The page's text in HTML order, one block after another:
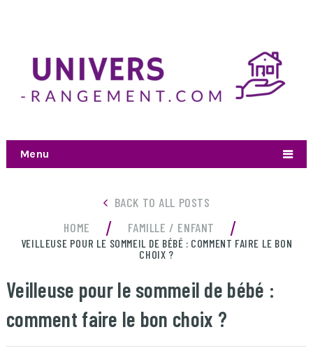
Menu
BACK TO ALL POSTS
HOME
/ FAMILLE / ENFANT /
VEILLEUSE POUR LE SOMMEIL DE BÉBÉ : COMMENT FAIRE LE BON
CHOIX ?
Veilleuse pour le sommeil de bébé :
comment faire le bon choix ?